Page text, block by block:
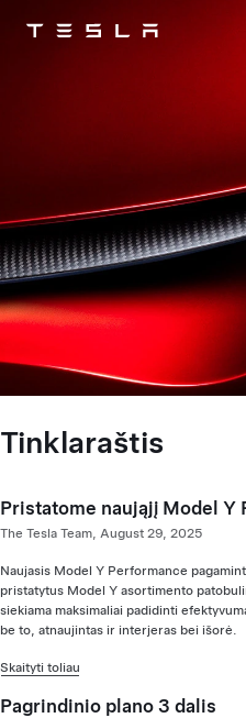
Tesla
Tinklaraštis
Pristatome naująjį Model Y
The Tesla Team, August 29, 2025
Naujasis Model Y Performance
pristatytus Model Y asortimento
siekiama maksimaliai padidinti
be to, atnaujintas ir interjeras bei išorė.
Skaityti toliau
Pagrindinio plano 3 dalis